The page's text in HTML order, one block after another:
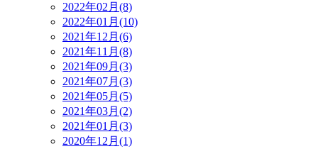
2022年02月(8)
2022年01月(10)
2021年12月(6)
2021年11月(8)
2021年09月(3)
2021年07月(3)
2021年05月(5)
2021年03月(2)
2021年01月(3)
2020年12月(1)